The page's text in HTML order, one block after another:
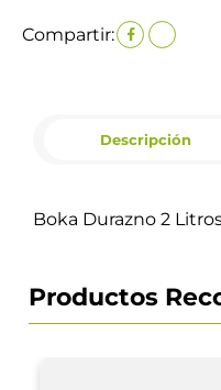
Compartir:
Descripción
Boka Durazno 2
Productos